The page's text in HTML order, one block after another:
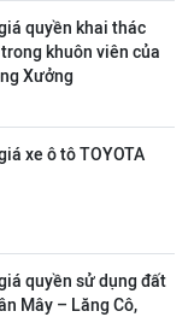
quyền khai thác
khuôn viên của
Xưởng
xe ô tô TOYOTA
quyền sử dụng đất
Mây – Lăng Cô,